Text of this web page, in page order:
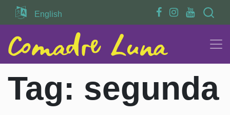
English
Search
Tag: segunda